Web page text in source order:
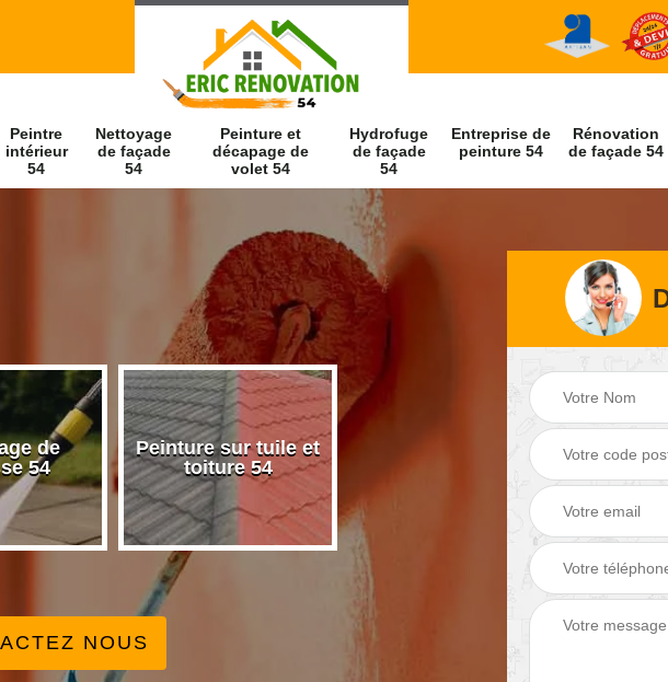
Peintre
intérieur
54
Nettoyage
de façade
54
Peinture et
décapage de
volet 54
Hydrofuge
de façade
54
Entreprise de
peinture 54
Rénovation
de façade 54
de
54
Peinture sur tuile et
toiture 54
Peintre intérieur 54
NOUS